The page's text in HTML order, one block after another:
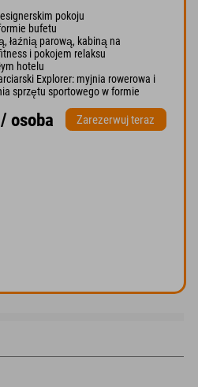
pokoju
bufetu
łaźnią parową, kabiną na
i pokojem relaksu
hotelu
Explorer: myjnia rowerowa i
sprzętu sportowego w formie
osoba Zarezerwuj teraz